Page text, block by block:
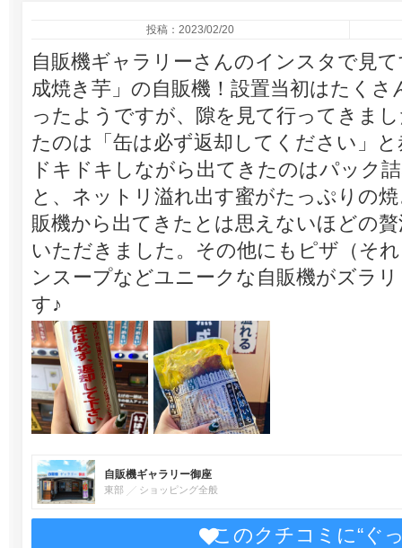
投稿：2023/02/20
自販機ギャラリーさんのインスタで見
成焼き芋」の自販機！設置当初はたく
ったようですが、隙を見て行ってきま
たのは「缶は必ず返却してください」
ドキドキしながら出てきたのはパック
と、ネットリ溢れ出す蜜がたっぷりの
販機から出てきたとは思えないほどの
いただきました。その他にもピザ（そ
ンスープなどユニークな自販機がズラ
す♪
自販機ギャラリー御座
東部 ショッピング全般
このクチコミに“ぐ